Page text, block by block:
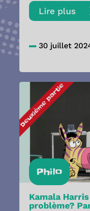
Lire plus
30 juillet
Philo
Kamala
problème?